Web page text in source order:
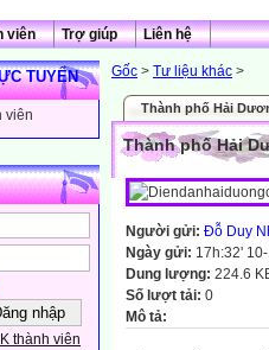
viên Trợ giúp Liên hệ
TUYẾN
viên
thành viên
Gốc > Tư liệu khác >
Thành phố Hải
Thành phố Hải
Người gửi: Đỗ Duy
Ngày gửi: 17h:32'
Dung lượng: 224.6
Số lượt tải: 0
Mô tả: